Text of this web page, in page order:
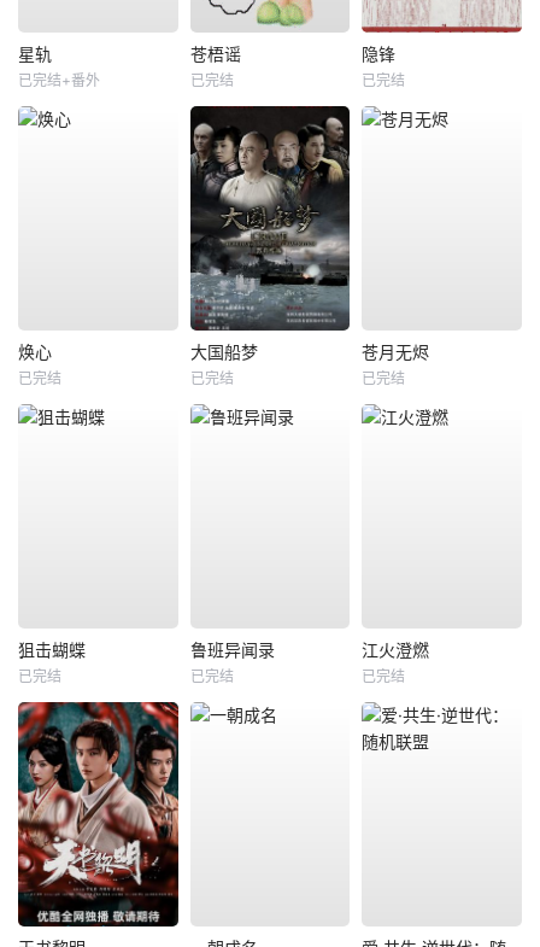
星轨
已完结+番外
苍梧谣
已完结
隐锋
已完结
焕心
已完结
大国船梦
已完结
苍月无烬
已完结
狙击蝴蝶
已完结
鲁班异闻录
已完结
江火澄燃
已完结